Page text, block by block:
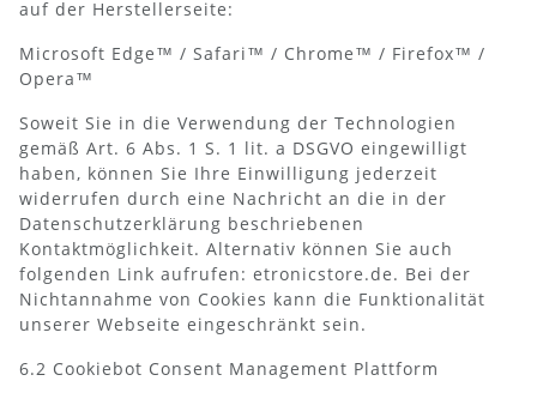
auf der Herstellerseite:
Microsoft Edge™ / Safari™ / Chrome™ / Firefox™ /
Opera™
Soweit Sie in die Verwendung der Technologien
gemäß Art. 6 Abs. 1 S. 1 lit. a DSGVO eingewilligt
haben, können Sie Ihre Einwilligung jederzeit
widerrufen durch eine Nachricht an die in der
Datenschutzerklärung beschriebenen
Kontaktmöglichkeit. Alternativ können Sie auch
folgenden Link aufrufen: etronicstore.de. Bei der
Nichtannahme von Cookies kann die Funktionalität
unserer Webseite eingeschränkt sein.
6.2 Cookiebot Consent Management Plattform